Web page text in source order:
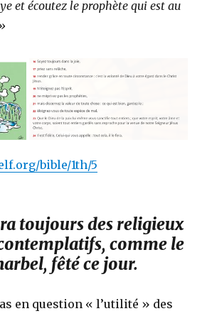
et écoutez le prophète qui est au
bible/1th/5
toujours des religieux
comme le
fêté ce jour.
en question « l’utilité » des